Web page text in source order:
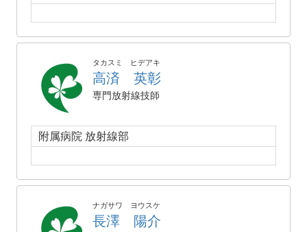
タカスミ ヒデアキ
高済 英彰
専門放射線技師
附属病院 放射線部
ナガサワ ヨウスケ
長澤 陽介